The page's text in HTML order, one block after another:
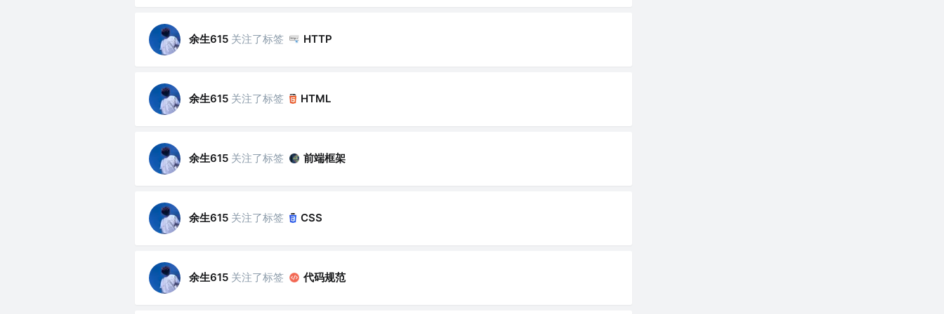
余生615 关注了标签 HTTP
余生615 关注了标签 HTML
余生615 关注了标签 前端框架
余生615 关注了标签 CSS
余生615 关注了标签 代码规范